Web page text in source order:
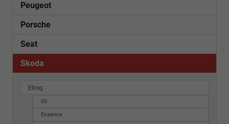
Peugeot
Porsche
Seat
Skoda
Elroq
60
Essence